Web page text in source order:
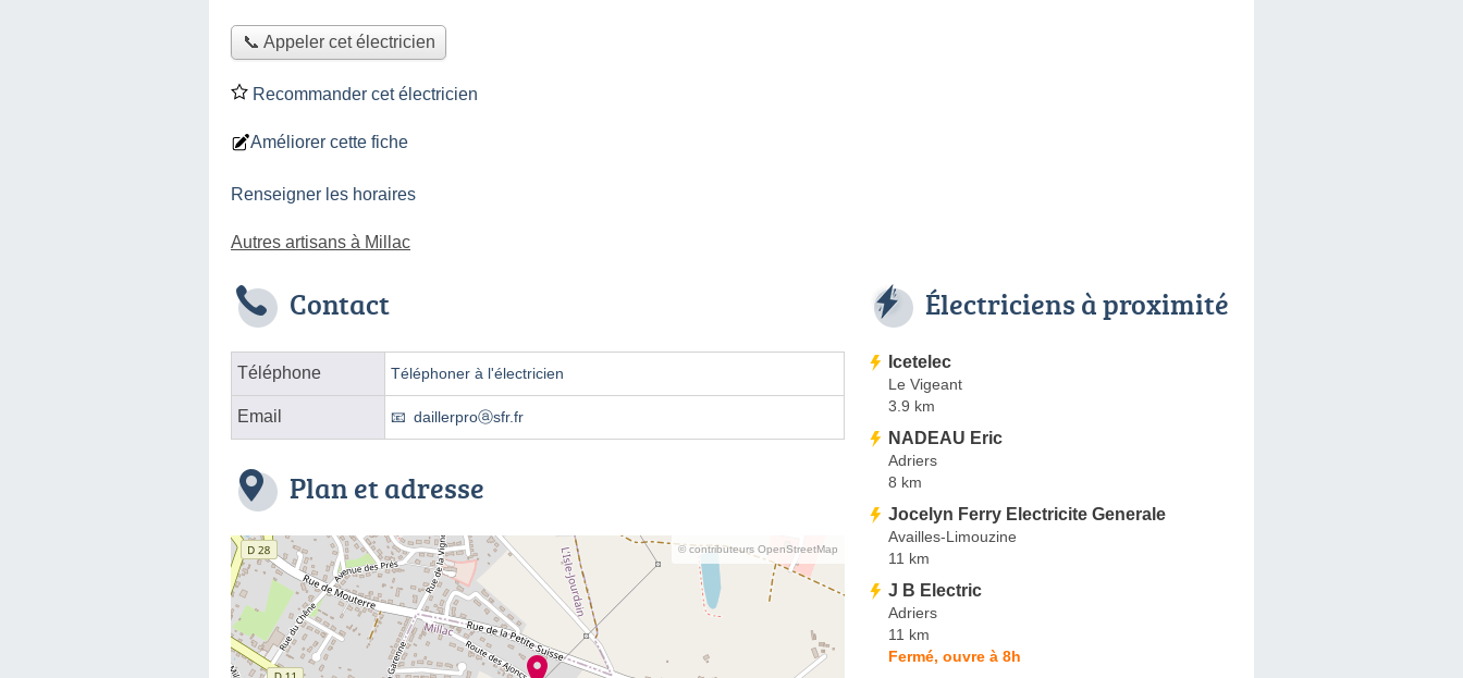
📞 Appeler cet électricien
Recommander cet électricien
Améliorer cette fiche
Renseigner les horaires
Autres artisans à Millac
Contact
Téléphone Téléphoner à l'électricien
Email daillerproⓐsfr.fr
Plan et adresse
© contributeurs OpenStreetMap
Électriciens à proximité
Icetelec
Le Vigeant
3.9 km
NADEAU Eric
Adriers
8 km
Jocelyn Ferry Electricite Generale
Availles-Limouzine
11 km
J B Electric
Adriers
11 km
Fermé, ouvre à 8h